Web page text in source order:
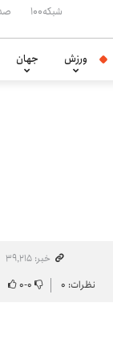
شبکه۱۰۰
ورزش جهان
خبر: ۳۹٬۲۱۵
نظرات: ۰ ۰-۰